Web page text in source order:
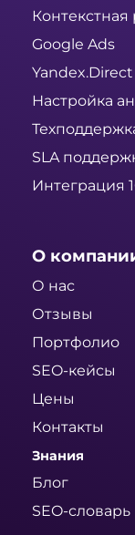
Контекстная
Google Ads
Yandex.Direct
Настройка
SLA
Интеграция
О
О нас
Отзывы
Портфолио
SEO-кейсы
Цены
Контакты
Знания
Блог
SEO-словарь